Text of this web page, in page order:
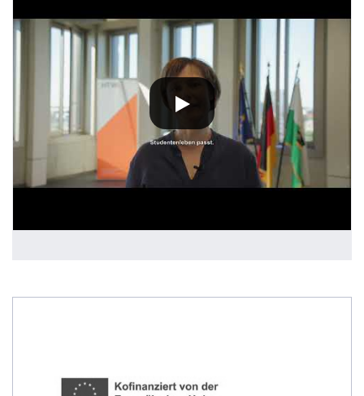
Wenn Sie unsere YouTube-Videos abspielen, werden